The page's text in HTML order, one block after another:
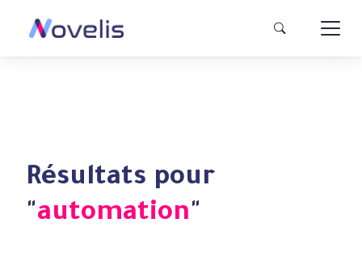
Résultats pour
"automation"